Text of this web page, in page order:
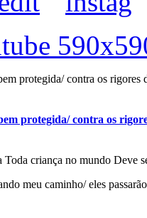
protegida/ contra os
criança no mundo Deve